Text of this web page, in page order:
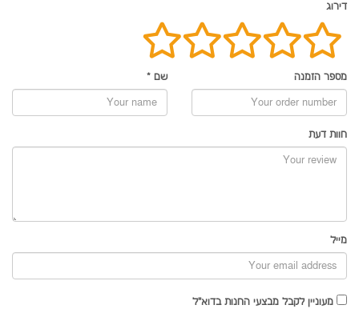
דירוג
שם * מספר הזמנה
חוות דעת
מייל
מעוניין לקבל מבצעי החנות בדוא"ל